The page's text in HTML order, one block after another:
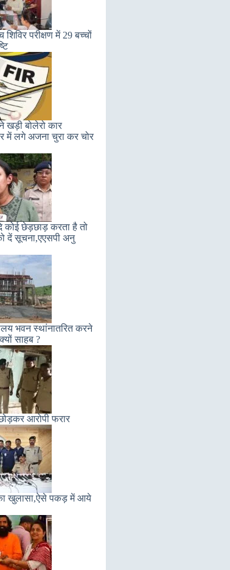
परीक्षण में 29 बच्चों
खड़ी बोलेरो कार
में लगे अजना चुरा कर चोर
कोई छेड़छाड़ करता है तो
दें सूचना,एएसपी अनु
भवन स्थांनातरित करने
साहब ?
आरोपी फरार
का खुलासा,ऐसे पकड़ में आये